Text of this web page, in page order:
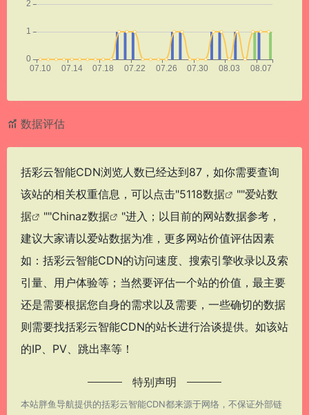
数据评估
括彩云智能CDN浏览人数已经达到87，如你需要查询
该站的相关权重信息，可以点击"5118数据 ""爱站数
据
""Chinaz数据
"进入；以目前的网站数据参考，
建议大家请以爱站数据为准，更多网站价值评估因素
如：括彩云智能CDN的访问速度、搜索引擎收录以及索
引量、用户体验等；当然要评估一个站的价值，最主要
还是需要根据您自身的需求以及需要，一些确切的数据
则需要找括彩云智能CDN的站长进行洽谈提供。如该站
的IP、PV、跳出率等！
特别声明
本站胖鱼导航提供的括彩云智能CDN都来源于网络，不保证外部链